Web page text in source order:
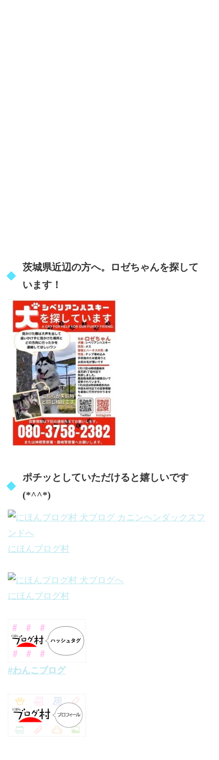
茨城県近辺の方へ。ロゼちゃんを探して
います！
ポチッとしていただけると嬉しいです
(*^^*)
にほんブログ村
にほんブログ村
#わんこブログ